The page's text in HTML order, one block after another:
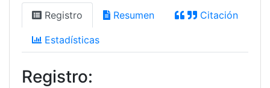
Registro Resumen Citación
Estadísticas
Registro: